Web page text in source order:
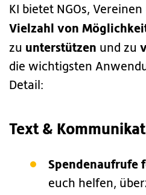
KI bietet NGOs,
Vielzahl von
zu unterstützen und zu
die wichtigsten
Detail:
Text &
Spendenaufrufe
euch helfen,